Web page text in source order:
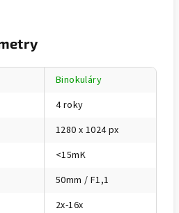
Binokuláry
4 roky
1280 x 1024 px
<15mK
50mm / F1,1
2x-16x